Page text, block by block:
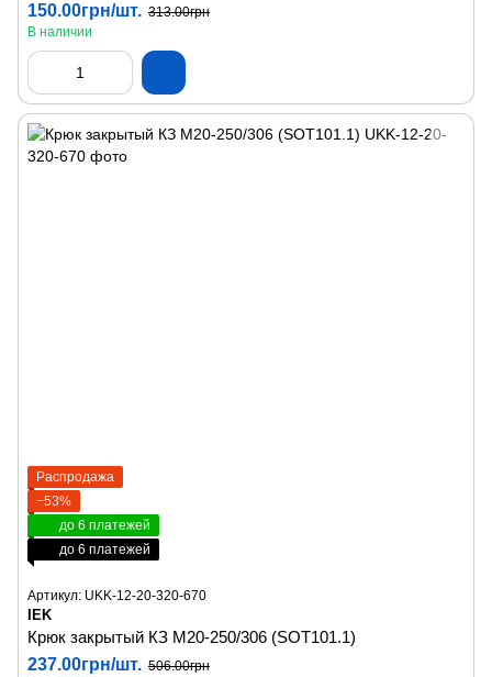
150.00грн/шт. 313.00грн
В наличии
Распродажа
−53%
до 6 платежей
до 6 платежей
Артикул: UKK-12-20-320-670
IEK
Крюк закрытый КЗ М20-250/306 (SOT101.1)
237.00грн/шт. 506.00грн